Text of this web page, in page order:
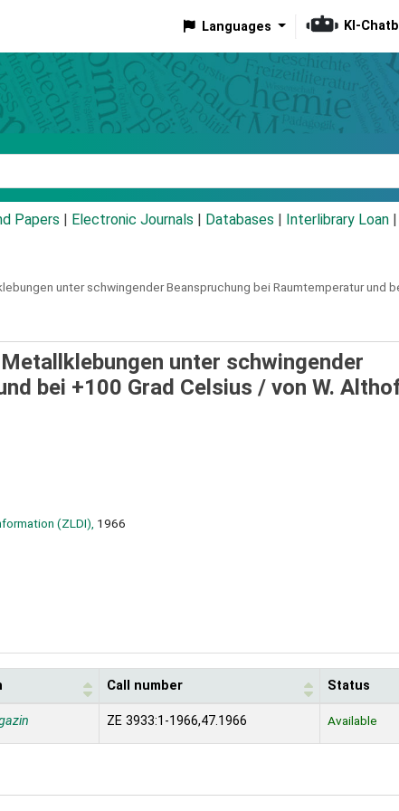
Languages KI-
Papers Electronic Journals Databases Interlibrary Loan
unter schwingender Beanspruchung bei Raumtemperatur und
unter schwingender
bei +100 Grad Celsius / von W.
(ZLDI), 1966
Call number Status
ZE 3933:1-1966,47.1966 Available